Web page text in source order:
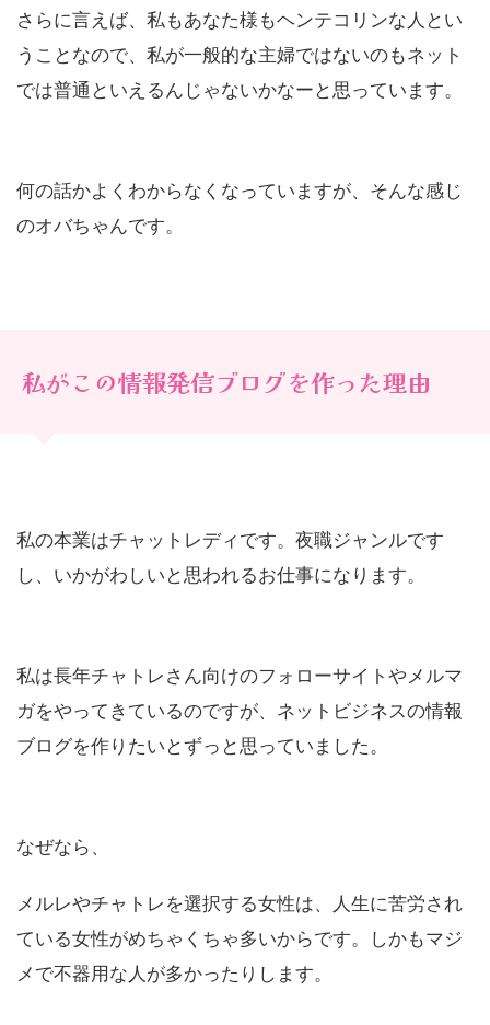
さらに言えば、私もあなた様もヘンテコリンな人とい
うことなので、私が一般的な主婦ではないのもネット
では普通といえるんじゃないかなーと思っています。
何の話かよくわからなくなっていますが、そんな感じ
のオバちゃんです。
私がこの情報発信ブログを作った理由
私の本業はチャットレディです。夜職ジャンルです
し、いかがわしいと思われるお仕事になります。
私は長年チャトレさん向けのフォローサイトやメルマ
ガをやってきているのですが、ネットビジネスの情報
ブログを作りたいとずっと思っていました。
なぜなら、
メルレやチャトレを選択する女性は、人生に苦労され
ている女性がめちゃくちゃ多いからです。しかもマジ
メで不器用な人が多かったりします。